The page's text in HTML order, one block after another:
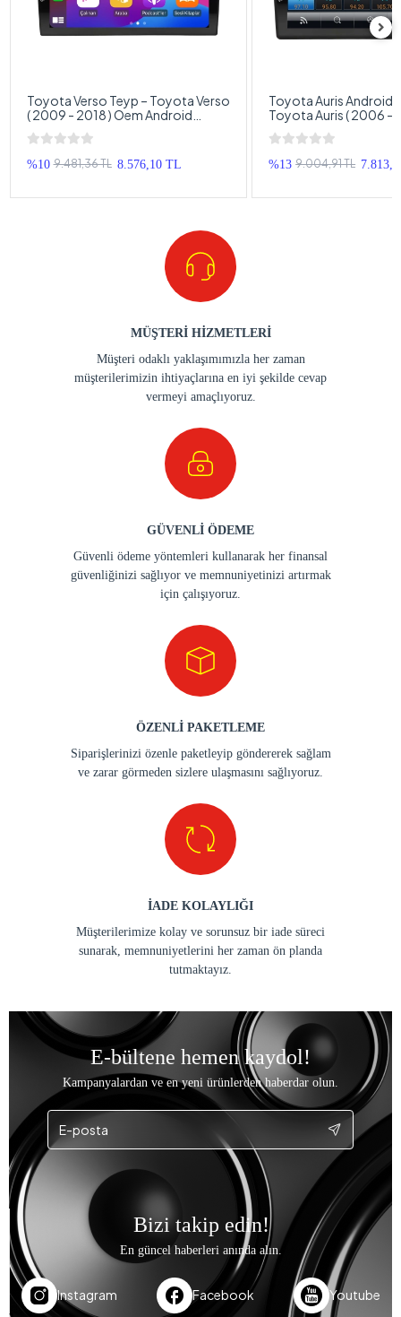
Toyota Verso Teyp – Toyota Verso
( 2009 - 2018 ) Oem Android
Multimedya – Toyota Verso
Android Double Teyp
%10 9.481,36 TL 8.576,10 TL
Toyota Auris Android
Toyota Auris ( 2006 -
Android Multimedya
Auris Android OEM
%13 9.004,91 TL
MÜŞTERİ HİZMETLERİ
Müşteri odaklı yaklaşımımızla her zaman
müşterilerimizin ihtiyaçlarına en iyi şekilde cevap
vermeyi amaçlıyoruz.
GÜVENLİ ÖDEME
Güvenli ödeme yöntemleri kullanarak her finansal
güvenliğinizi sağlıyor ve memnuniyetinizi artırmak
için çalışıyoruz.
ÖZENLİ PAKETLEME
Siparişlerinizi özenle paketleyip göndererek sağlam
ve zarar görmeden sizlere ulaşmasını sağlıyoruz.
İADE KOLAYLIĞI
Müşterilerimize kolay ve sorunsuz bir iade süreci
sunarak, memnuniyetlerini her zaman ön planda
tutmaktayız.
E-bültene hemen kaydol!
Kampanyalardan ve en yeni ürünlerden haberdar olun.
Bizi takip edin!
En güncel haberleri anında alın.
Instagram Facebook Youtube